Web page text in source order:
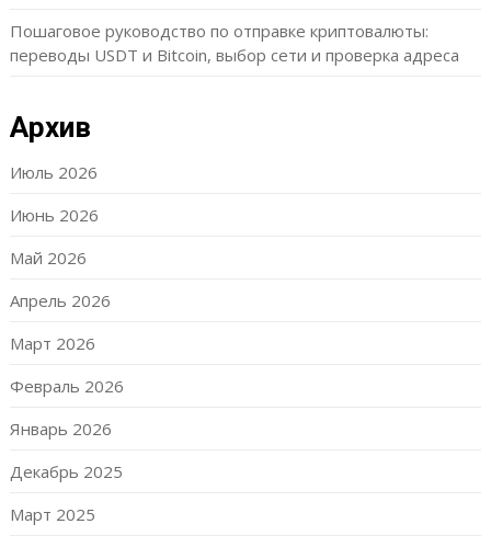
Пошаговое руководство по отправке криптовалюты:
переводы USDT и Bitcoin, выбор сети и проверка адреса
Архив
Июль 2026
Июнь 2026
Май 2026
Апрель 2026
Март 2026
Февраль 2026
Январь 2026
Декабрь 2025
Март 2025